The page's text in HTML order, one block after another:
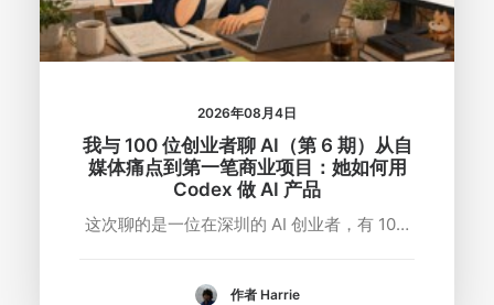
2026年08月4日
我与 100 位创业者聊 AI（第 6 期）从自
媒体痛点到第一笔商业项目：她如何用
Codex 做 AI 产品
这次聊的是一位在深圳的 AI 创业者，有 10…
作者 Harrie